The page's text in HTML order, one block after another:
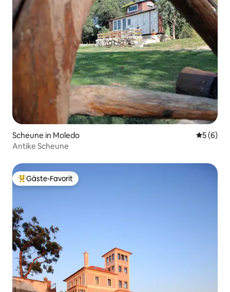
Scheune in Moledo
5 (6)
Antike Scheune
Beliebter Gäste-Favorit.
Gäste-Favorit